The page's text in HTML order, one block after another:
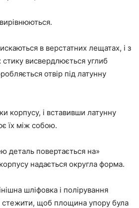
в верстатних лещатах, і з
стику висвердлюється углиб
отвір під латунну
корпусу, і вставивши латунну
їх між собою.
деталь повертається на»
надається округла форма.
шліфовка і полірування
стежити, щоб площина упору була